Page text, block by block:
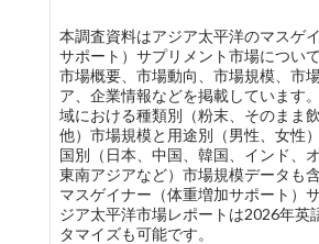
本調査資料はアジア太平洋のマスゲ
サポート）サプリメント市場につい
市場概要、市場動向、市場規模、市
ア、企業情報などを掲載しています
域における種類別（粉末、そのまま
他）市場規模と用途別（男性、女性
国別（日本、中国、韓国、インド、
東南アジアなど）市場規模データも
マスゲイナー（体重増加サポート）
ジア太平洋市場レポートは2026年英
タマイズも可能です。